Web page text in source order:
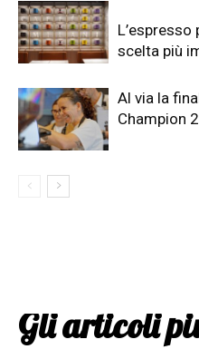
scelta più
Al via la
Champion
Gli articoli